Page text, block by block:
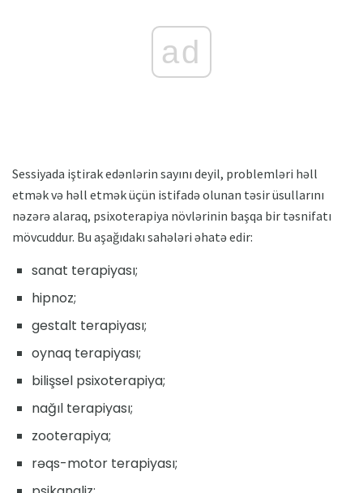
ad
Sessiyada iştirak edənlərin sayını deyil, problemləri həll
etmək və həll etmək üçün istifadə olunan təsir üsullarını
nəzərə alaraq, psixoterapiya növlərinin başqa bir təsnifatı
mövcuddur. Bu aşağıdakı sahələri əhatə edir:
sanat terapiyası;
hipnoz;
gestalt terapiyası;
oynaq terapiyası;
bilişsel psixoterapiya;
nağıl terapiyası;
zooterapiya;
rəqs-motor terapiyası;